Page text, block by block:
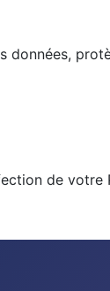
données,
de votre